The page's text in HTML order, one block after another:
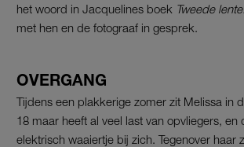
het woord in Jacquelines boek Tweede lente.
met hen en de fotograaf in gesprek.
OVERGANG
Tijdens een plakkerige zomer zit Melissa in
18 maar heeft al veel last van opvliegers, en
elektrisch waaiertje bij zich. Tegenover haar